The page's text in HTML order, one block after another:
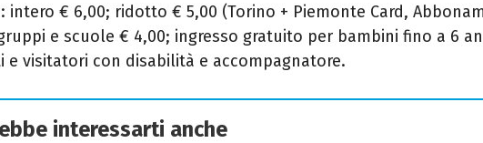
: intero € 6,00; ridotto € 5,00 (Torino + Piemonte Card,
e scuole € 4,00; ingresso gratuito per bambini fino a 6
e visitatori con disabilità e accompagnatore.
interessarti anche